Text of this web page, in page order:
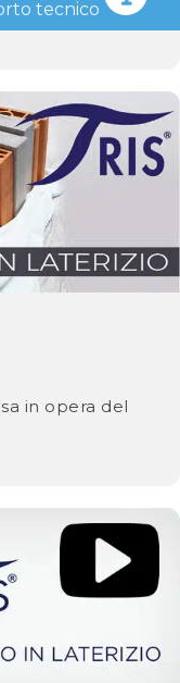
in opera del
tecnico